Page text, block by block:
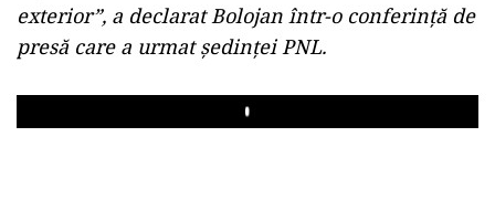
exterior”, a declarat Bolojan într-o conferință de
presă care a urmat ședinței PNL.
Play